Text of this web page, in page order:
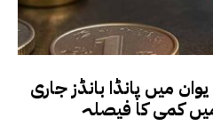
میں پانڈا بانڈز جاری
میں کمی کا فیصلہ